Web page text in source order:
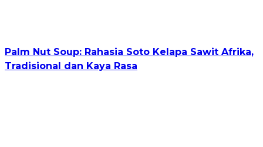
Palm Nut Soup: Rahasia Soto Kelapa Sawit Afrika,
Tradisional dan Kaya Rasa